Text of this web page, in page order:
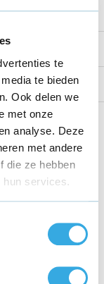
te
te bieden
Ook delen we
met onze
analyse. Deze
met andere
die ze hebben
services.